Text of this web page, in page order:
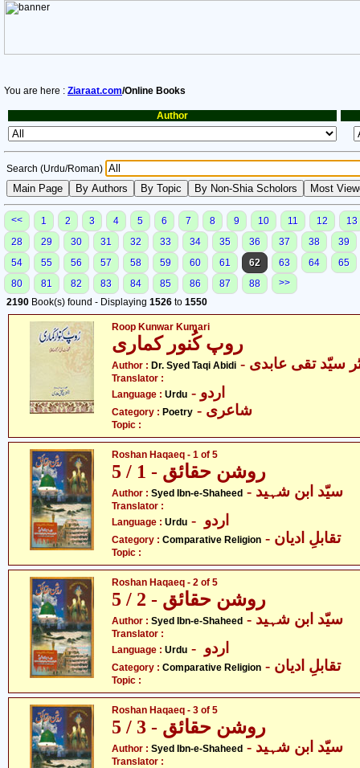
You are here : Ziaraat.com/Online Books
Author
Search (Urdu/Roman)
<< 1 2 3 4 5 6 7 8 9 10 11 12
13
28
29 30 31 32 33 34 35 36 37 38
39
54
55 56 57 58 59 60 61 62 63 64
65
80
81 82 83 84 85 86 87 88
>>
2190 Book(s) found - Displaying 1526 to 1550
Roop Kunwar Kumari
روپ کُنور کماری
Author : Dr. Syed Taqi Abidi سیّد تقی عابدی
Translator :
Language : Urdu - اردو
Category : Poetry - شاعری
Topic :
Roshan Haqaeq - 1 of 5
روشن حقائق - 1 / 5
Author : Syed Ibn-e-Shaheed - سیّد ابن شہید
Translator :
Language : Urdu
Category : Comparative Religion - تقابلِ ادیان
Topic :
Roshan Haqaeq - 2 of 5
روشن حقائق - 2 / 5
Author : Syed Ibn-e-Shaheed - سیّد ابن شہید
Translator :
Language : Urdu
Category : Comparative Religion - تقابلِ ادیان
Topic :
Roshan Haqaeq - 3 of 5
روشن حقائق - 3 / 5
Author : Syed Ibn-e-Shaheed - سیّد ابن شہید
Translator :